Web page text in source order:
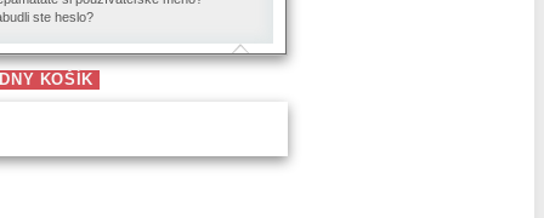
ste heslo?
KOŠÍK